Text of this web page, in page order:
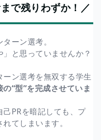
で残りわずか！／
ーン選考。
」と思っていませんか？
ン選考を無双する学生
の“型”を完成させていま
PRを暗記しても、プ
てしまいます。